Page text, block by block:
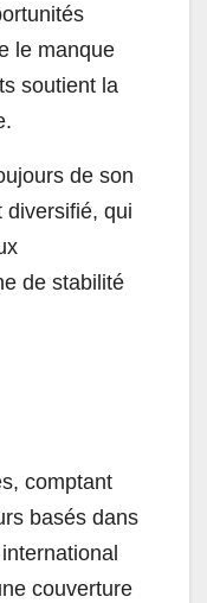
le manque
soutient la
de son
diversifié, qui
de stabilité
comptant
basés dans
couverture